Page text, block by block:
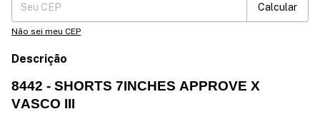
Calcular
Não sei meu CEP
Descrição
8442 - SHORTS 7INCHES APPROVE X
VASCO III